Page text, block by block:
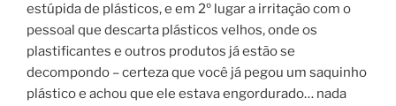
estúpida de plásticos, e em 2º lugar a irritação com o
pessoal que descarta plásticos velhos, onde os
plastificantes e outros produtos já estão se
decompondo – certeza que você já pegou um saquinho
plástico e achou que ele estava engordurado… nada